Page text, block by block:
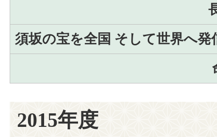
須坂の宝を全国 そして世界へ
2015年度